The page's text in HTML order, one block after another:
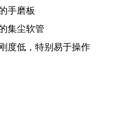
手磨板
集尘软管
度低，特别易于操作